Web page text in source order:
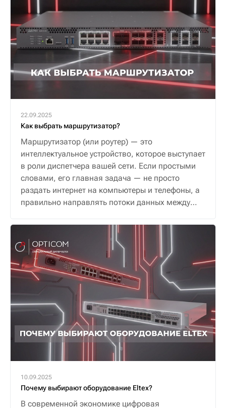
22.09.2025
Как выбрать маршрутизатор?
Маршрутизатор (или роутер) — это
интеллектуальное устройство, которое выступает
в роли диспетчера вашей сети. Если простыми
словами, его главная задача — не просто
раздать интернет на компьютеры и телефоны, а
правильно направлять потоки данных между
и безопасную связь.
10.09.2025
Почему выбирают оборудование Eltex?
В современной экономике цифровая